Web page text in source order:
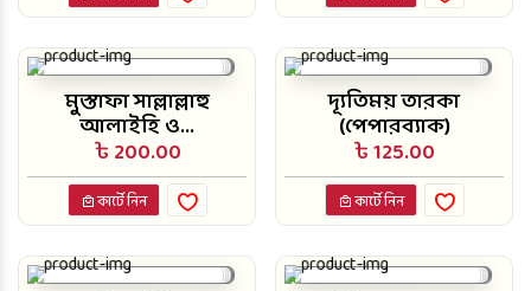
মুস্তাফা সাল্লাল্লাহু
আলাইহি ও...
৳ 200.00
কার্টে নিন
দ্যূতিময় তারকা
(পেপারব্যাক)
৳ 125.00
কার্টে নিন